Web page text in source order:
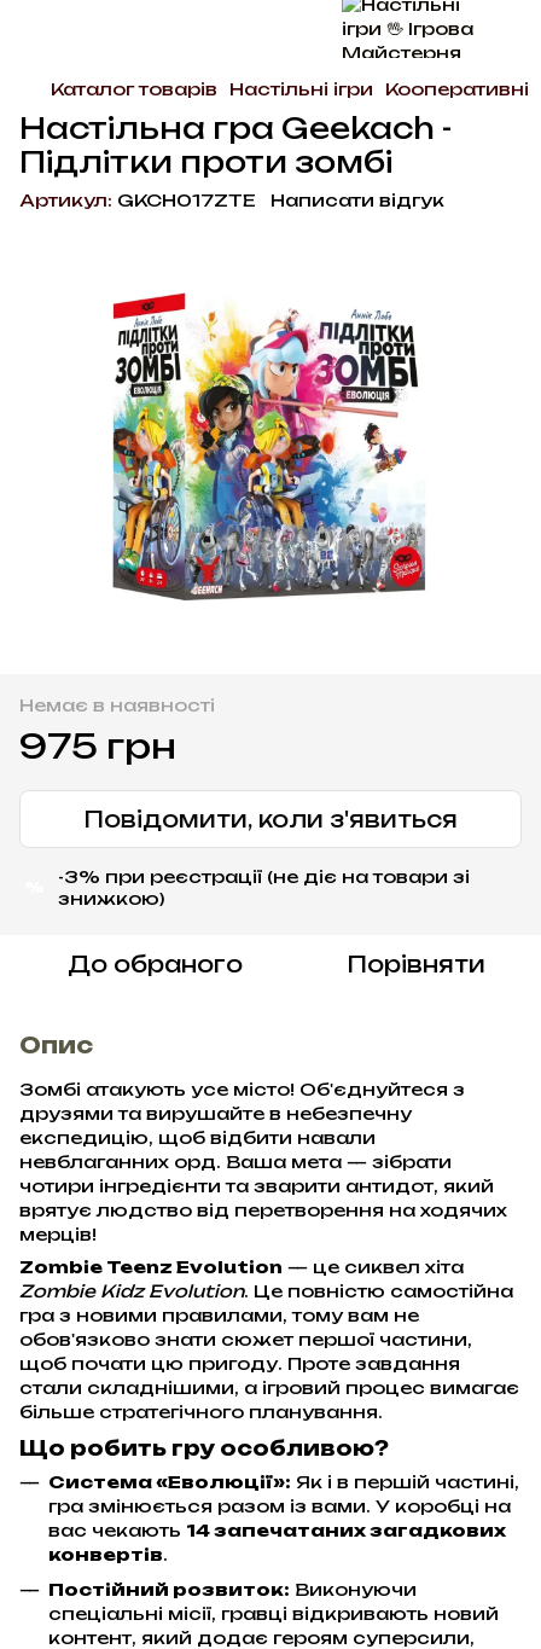
Каталог товарів Настільні ігри Кооперативні
Настільна гра Geekach -
Підлітки проти зомбі
Артикул: GKCH017ZTE Написати відгук
Немає в наявності
975 грн
Повідомити, коли з'явиться
-3% при реєстрації (не діє на товари зі
знижкою)
До обраного Порівняти
Опис
Зомбі атакують усе місто! Об'єднуйтеся з
друзями та вирушайте в небезпечну
експедицію, щоб відбити навали
невблаганних орд. Ваша мета — зібрати
чотири інгредієнти та зварити антидот, який
врятує людство від перетворення на ходячих
мерців!
Zombie Teenz Evolution — це сиквел хіта
Zombie Kidz Evolution. Це повністю самостійна
гра з новими правилами, тому вам не
обов'язково знати сюжет першої частини,
щоб почати цю пригоду. Проте завдання
стали складнішими, а ігровий процес вимагає
більше стратегічного планування.
Що робить гру особливою?
Система «Еволюції»: Як і в першій частині,
гра змінюється разом із вами. У коробці на
вас чекають 14 запечатаних загадкових
конвертів.
Постійний розвиток: Виконуючи
спеціальні місії, гравці відкривають новий
контент, який додає героям суперсили,